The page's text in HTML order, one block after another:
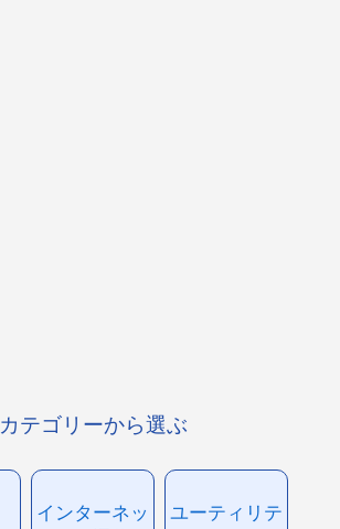
カテゴリーから選ぶ
インターネッ
ユーティリテ